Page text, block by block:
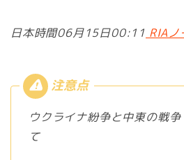
日本時間06月15日00:11 RIAノ
ウクライナ紛争と中東の戦
て